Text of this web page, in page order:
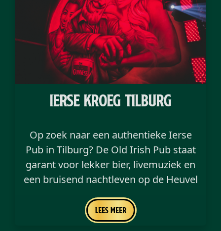
ierse kroeg tilburg
Op zoek naar een authentieke Ierse
Pub in Tilburg? De Old Irish Pub staat
garant voor lekker bier, livemuziek en
een bruisend nachtleven op de Heuvel
Lees meer